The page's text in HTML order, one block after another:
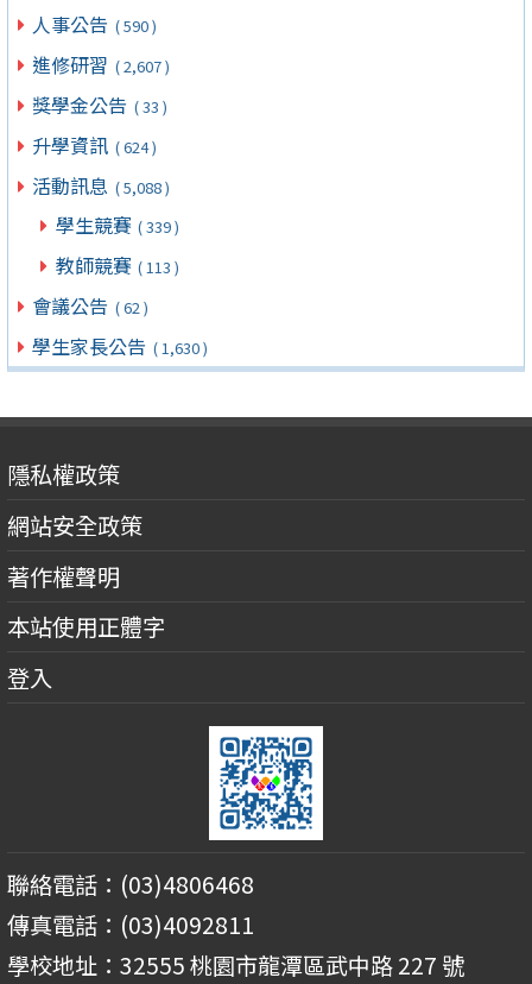
人事公告 ( 590 )
進修研習 ( 2,607 )
獎學金公告 ( 33 )
升學資訊 ( 624 )
活動訊息 ( 5,088 )
學生競賽 ( 339 )
教師競賽 ( 113 )
會議公告 ( 62 )
學生家長公告 ( 1,630 )
隱私權政策
網站安全政策
著作權聲明
本站使用正體字
登入
聯絡電話：(03)4806468
傳真電話：(03)4092811
學校地址：32555 桃園市龍潭區武中路 227 號